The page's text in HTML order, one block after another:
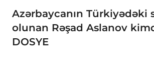
Azərbaycanın Türkiyədəki
olunan Rəşad Aslanov
DOSYE